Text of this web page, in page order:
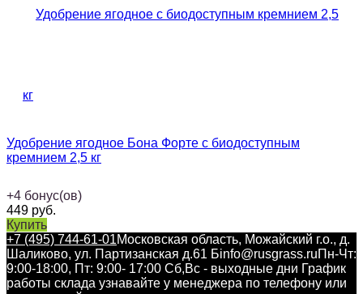
Удобрение ягодное Бона Форте с биодоступным
кремнием 2,5 кг
+4 бонус(ов)
449 руб.
Купить
+7 (495) 744-61-01Московская область, Можайский г.о., д.
Шаликово, ул. Партизанская д.61 Бinfo@rusgrass.ruПн-Чт:
9:00-18:00, Пт: 9:00- 17:00 Сб,Вс - выходные дни График
работы склада узнавайте у менеджера по телефону или